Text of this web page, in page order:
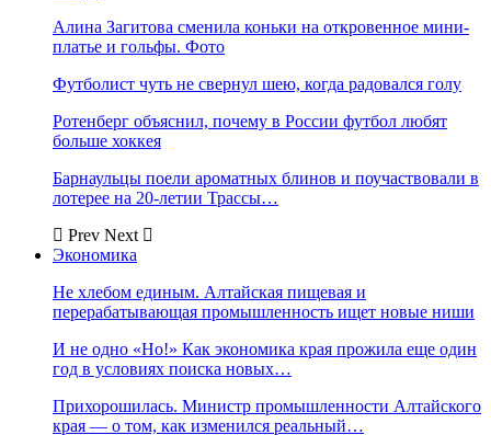
Алина Загитова сменила коньки на откровенное мини-
платье и гольфы. Фото
Футболист чуть не свернул шею, когда радовался голу
Ротенберг объяснил, почему в России футбол любят
больше хоккея
Барнаульцы поели ароматных блинов и поучаствовали в
лотерее на 20-летии Трассы…
Prev Next
Экономика
Не хлебом единым. Алтайская пищевая и
перерабатывающая промышленность ищет новые ниши
И не одно «Но!» Как экономика края прожила еще один
год в условиях поиска новых…
Прихорошилась. Министр промышленности Алтайского
края — о том, как изменился реальный…